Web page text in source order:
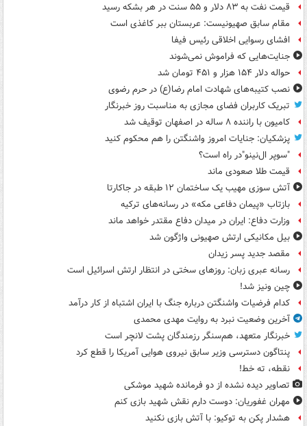
قیمت نفت به ۸۳ دلار و ۵۵ سنت در هر بشکه رسید
مقام سابق صهیونیست: عربستان ببر کاغذی است
افشای رسوایی اخلاقی رئیس فیفا
جنایت‌هایی که فراموش نمی‌شوند
حواله دلار ۱۵۴ هزار و ۴۵۱ تومان شد
نصب کتیبه‌های شهادت امام رضا(ع) در حرم رضوی
تبریک کاربران فضای مجازی به مناسبت روز خبرنگار
کامیون با راننده ۸ ساله در اصفهان توقیف شد
پزشکیان: جنایات امروز واشنگتن را هم محکوم کنید
"سوپر ال‌نینو"در راه است؟
قیمت طلا صعودی ماند
آتش سوزی مهیب یک ساختمان ۱۲ طبقه در جاکارتا
بازتاب «پیمان دفاعی مکه» در رسانه‌های ترکیه
وزارت دفاع: ایران در میدان دفاع مقتدر خواهد ماند
بیل مکانیکی ارتش صهیونی واژگون شد
مقصد جدید پسر زیدان
رسانه عبری زبان: روزهای سختی در انتظار ارتش اسرائیل است
چین ونیز شد!
کدام فرضیات واشنگتن درباره جنگ با ایران اشتباه از کار درآمد
آخرین وضعیت نبرد به روایت مهدی محمدی
خبرنگار متعهد، هم‌سنگر رزمندگان پشت لانچر است
پنتاگون دسترسی وزیر سابق نیروی هوایی آمریکا را قطع کرد
نقطه، ته خط!
تصاویر دیده‌ نشده از دو فرمانده شهید موشکی
مهران غفوریان: دوست دارم نقش شهید بازی کنم
هشدار پکن به توکیو: با آتش بازی نکنید